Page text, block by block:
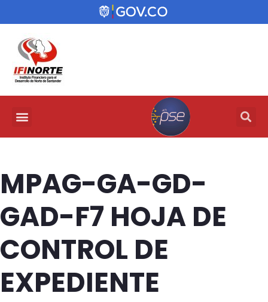
MPAG-GA-GD-
GAD-F7 HOJA DE
CONTROL DE
EXPEDIENTE